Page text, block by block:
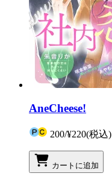
AneCheese!
200/¥220(税込)
カートに追加